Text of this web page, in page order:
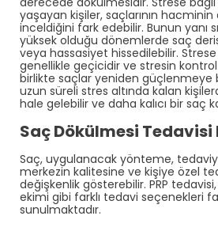
yaşayan kişiler, saçlarının hacminin
inceldiğini fark edebilir. Bunun yanı
yüksek olduğu dönemlerde saç
veya hassasiyet hissedilebilir.
genellikle geçicidir ve stresin kontrol
birlikte saçlar yeniden güçlenmeye
uzun süreli stres altında kalan
hale gelebilir ve daha kalıcı bir saç
Saç Dökülmesi Tedavisi
Saç, uygulanacak yönteme,
merkezin kalitesine ve kişiye özel
değişkenlik gösterebilir. PRP
ekimi gibi farklı tedavi seçenekleri
sunulmaktadır.